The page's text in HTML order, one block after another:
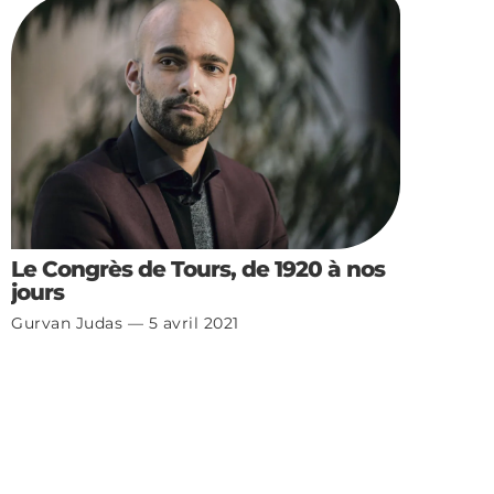
Le Congrès de Tours, de 1920 à nos
jours
Gurvan Judas 5 avril 2021